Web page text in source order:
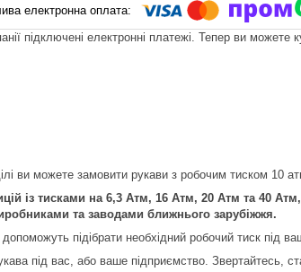
підключені електронні платежі. Тепер ви можете
ви можете замовити рукави з робочим тиском 10
із тисками на 6,3 Атм, 16 Атм, 20 Атм та 40
та заводами ближнього зарубіжжя.
допоможуть підібрати необхідний робочий тиск під
під вас, або ваше підприємство. Звертайтесь,